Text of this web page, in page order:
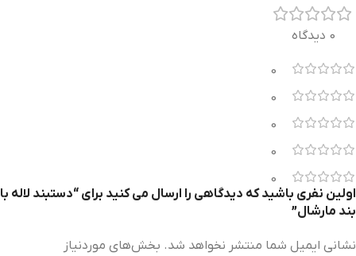
0 دیدگاه
0
0
0
0
0
اولین نفری باشید که دیدگاهی را ارسال می کنید برای “دستبند لاله با
بند مارشال”
نشانی ایمیل شما منتشر نخواهد شد. بخش‌های موردنیاز